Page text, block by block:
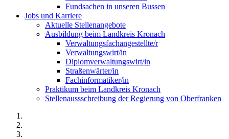
Fundsachen in unseren Bussen
Jobs und Karriere
Aktuelle Stellenangebote
Ausbildung beim Landkreis Kronach
Verwaltungsfachangestellte/r
Verwaltungswirt/in
Diplomverwaltungswirt/in
Straßenwärter/in
Fachinformatiker/in
Praktikum beim Landkreis Kronach
Stellenaussschreibung der Regierung von Oberfranken